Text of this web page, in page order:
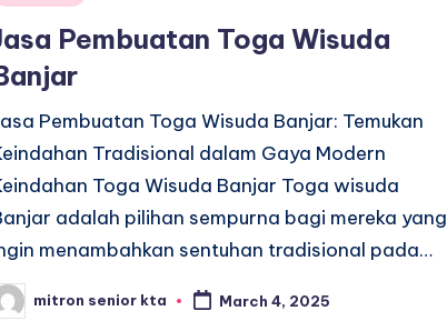
Pembuatan Toga Wisuda
Pembuatan Toga Wisuda Banjar: Temukan
Tradisional dalam Gaya Modern
Toga Wisuda Banjar Toga wisuda
adalah pilihan sempurna bagi mereka yang
menambahkan sentuhan tradisional pada…
mitron senior kta March 4, 2025